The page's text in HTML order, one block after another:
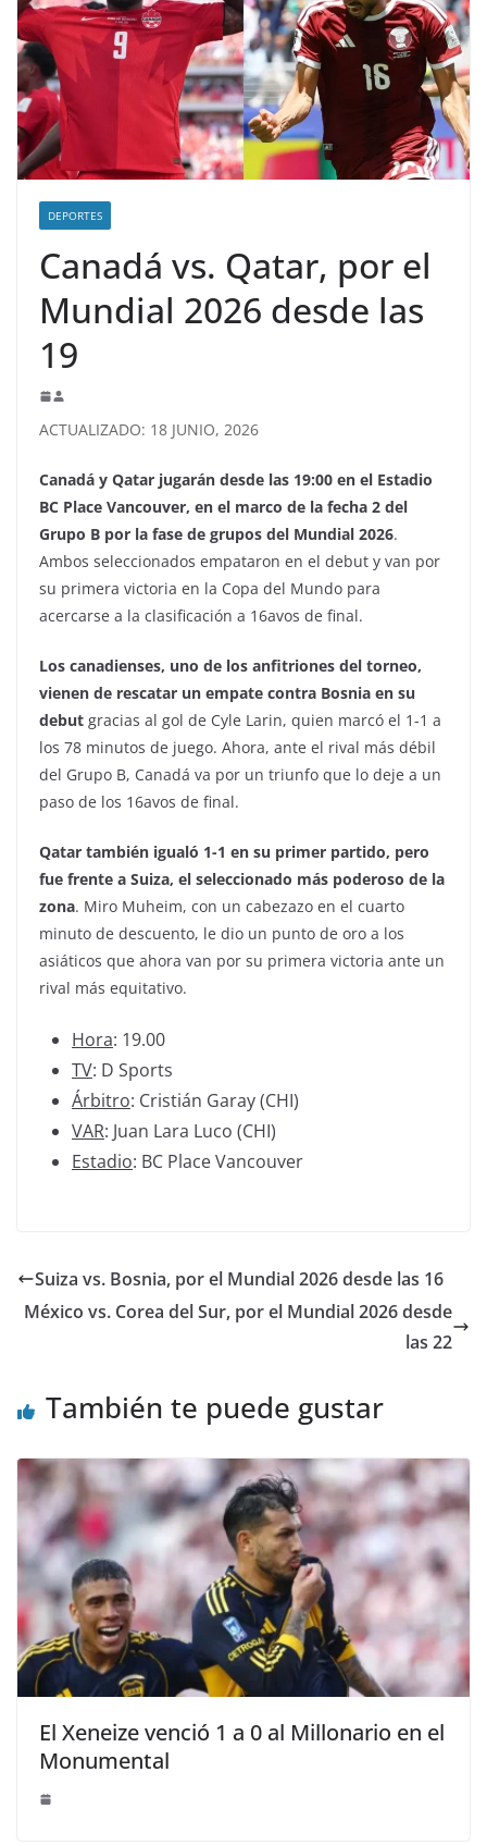
DEPORTES
Canadá vs. Qatar, por el
Mundial 2026 desde las
19
ACTUALIZADO: 18 JUNIO, 2026
Canadá y Qatar jugarán desde las 19:00 en el Estadio
BC Place Vancouver, en el marco de la fecha 2 del
Grupo B por la fase de grupos del Mundial 2026.
Ambos seleccionados empataron en el debut y van por
su primera victoria en la Copa del Mundo para
acercarse a la clasificación a 16avos de final.
Los canadienses, uno de los anfitriones del torneo,
vienen de rescatar un empate contra Bosnia en su
debut gracias al gol de Cyle Larin, quien marcó el 1-1 a
los 78 minutos de juego. Ahora, ante el rival más débil
del Grupo B, Canadá va por un triunfo que lo deje a un
paso de los 16avos de final.
Qatar también igualó 1-1 en su primer partido, pero
fue frente a Suiza, el seleccionado más poderoso de la
zona. Miro Muheim, con un cabezazo en el cuarto
minuto de descuento, le dio un punto de oro a los
asiáticos que ahora van por su primera victoria ante un
rival más equitativo.
Hora: 19.00
TV: D Sports
Árbitro: Cristián Garay (CHI)
VAR: Juan Lara Luco (CHI)
Estadio: BC Place Vancouver
Suiza vs. Bosnia, por el Mundial 2026 desde las 16
México vs. Corea del Sur, por el Mundial 2026 desde
las 22
También te puede gustar
El Xeneize venció 1 a 0 al Millonario en el
Monumental